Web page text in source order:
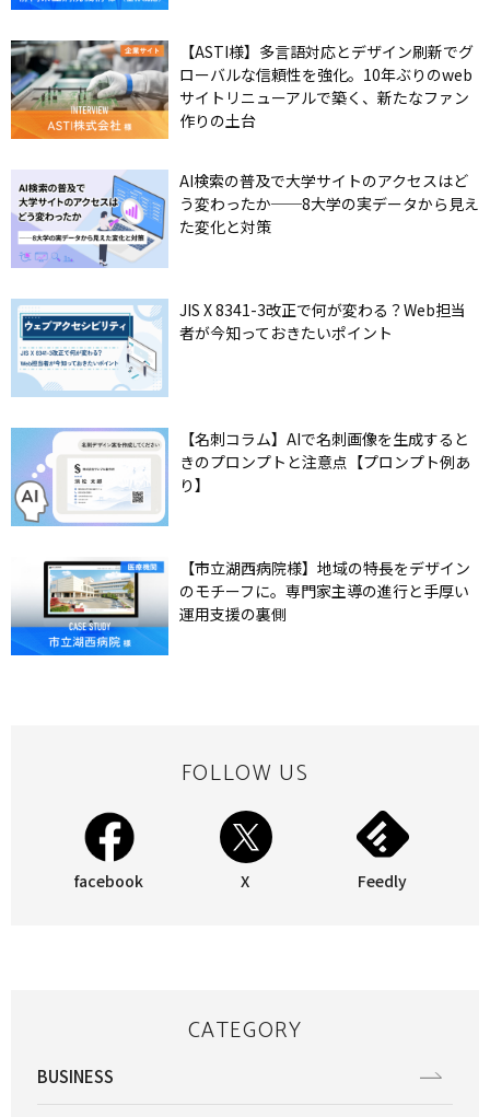
【ASTI様】多言語対応とデザイン刷新でグ
ローバルな信頼性を強化。10年ぶりのweb
サイトリニューアルで築く、新たなファン
作りの土台
AI検索の普及で大学サイトのアクセスはど
う変わったか──8大学の実データから見え
た変化と対策
JIS X 8341-3改正で何が変わる？Web担当
者が今知っておきたいポイント
【名刺コラム】AIで名刺画像を生成すると
きのプロンプトと注意点【プロンプト例あ
り】
【市立湖西病院様】地域の特長をデザイン
のモチーフに。専門家主導の進行と手厚い
運用支援の裏側
FOLLOW US
facebook X Feedly
CATEGORY
BUSINESS